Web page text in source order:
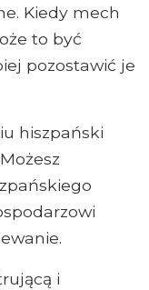
Kiedy mech
to być
pozostawić je
hiszpański
i